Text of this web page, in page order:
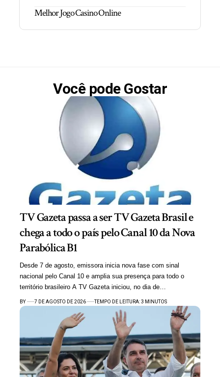
Melhor Jogo Casino Online
Você pode Gostar
TV Gazeta passa a ser TV Gazeta Brasil e
chega a todo o país pelo Canal 10 da Nova
Parabólica B1
Desde 7 de agosto, emissora inicia nova fase com sinal
nacional pelo Canal 10 e amplia sua presença para todo o
território brasileiro A TV Gazeta iniciou, no dia de…
BY 7 DE AGOSTO DE 2026 TEMPO DE LEITURA: 3 MINUTOS